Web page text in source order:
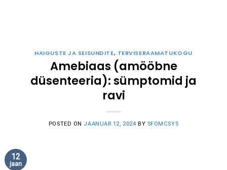
HAIGUSTE JA SEISUNDITE, TERVISERAAMATUKOGU
Amebiaas (amööbne
düsenteeria): sümptomid ja
ravi
POSTED ON JAANUAR 12, 2024 BY SFOMCSYS
12
jaan